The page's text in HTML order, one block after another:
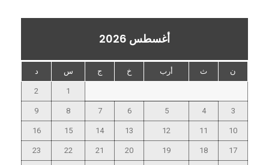
أغسطس 2026
ن ث أرب خ ج س د
1
2
3
4
5
6
7
8
9
10
11
12
13
14
15
16
17
18
19
20
21
22
23